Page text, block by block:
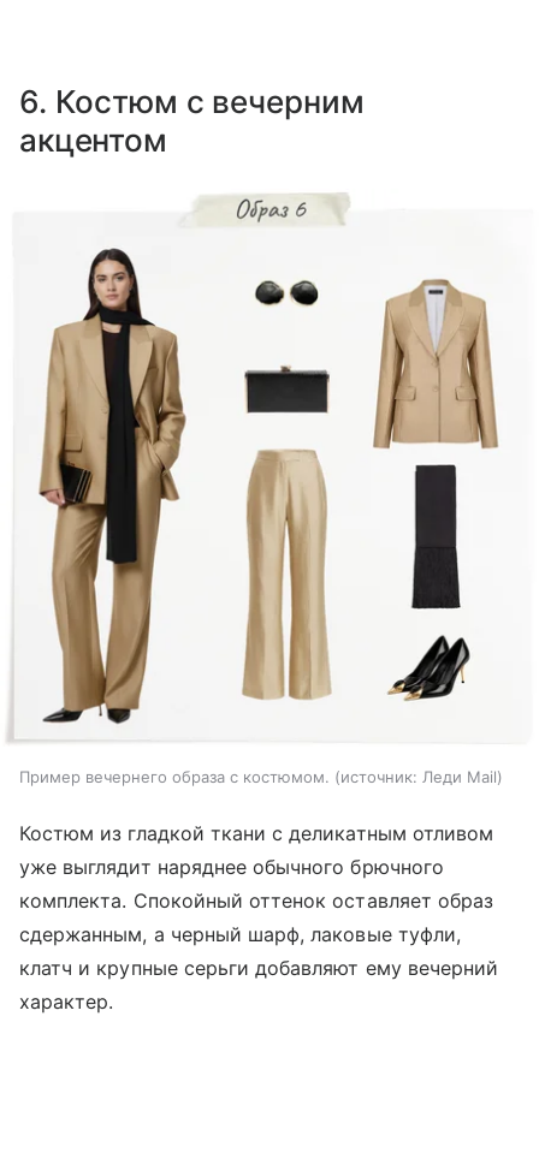
6. Костюм с вечерним
акцентом
Пример вечернего образа с костюмом. источник: Леди Mail
Костюм из гладкой ткани с деликатным отливом
уже выглядит наряднее обычного брючного
комплекта. Спокойный оттенок оставляет образ
сдержанным, а черный шарф, лаковые туфли,
клатч и крупные серьги добавляют ему вечерний
характер.